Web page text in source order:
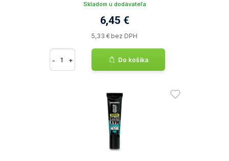
Skladom u dodávateľa
6,45 €
5,33 € bez DPH
- + Do košíka